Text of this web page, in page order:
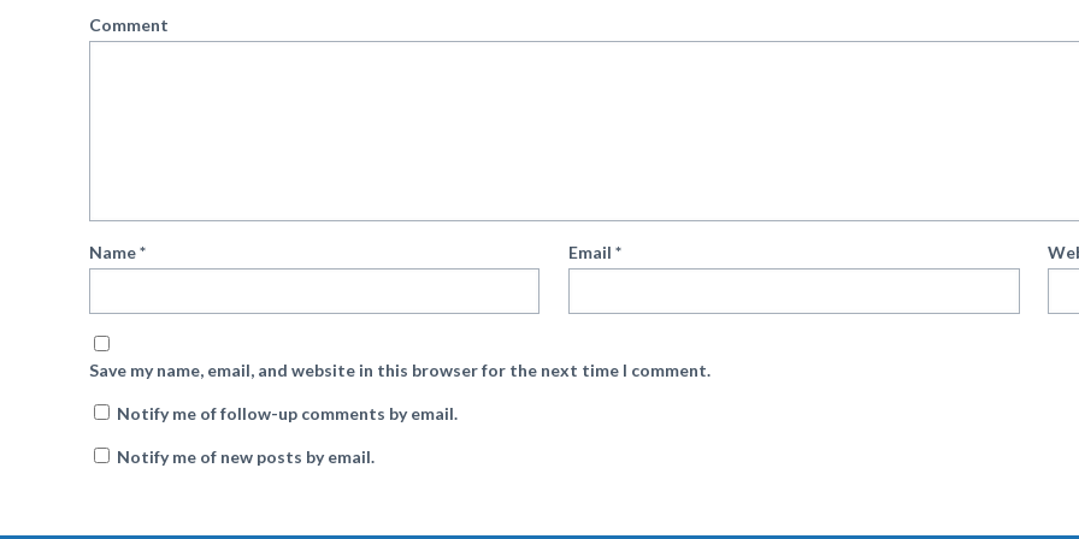
Comment
Name* Email*
Save my name, email, and website in this browser for the next time I comment.
Notify me of follow-up comments by email.
Notify me of new posts by email.